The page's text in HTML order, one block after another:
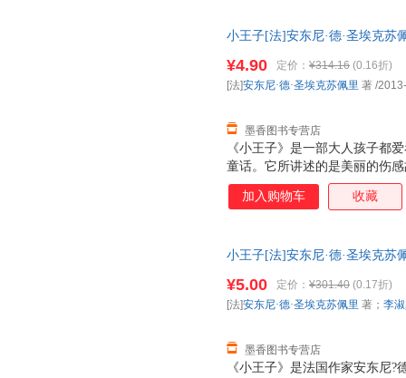
小王子[法]安东尼·德·圣埃克苏
《小王子》是一部大人孩子都
童话。它所讲述的是美丽的伤
降落在远离人烟的撒哈拉沙漠
执拗地请“我”给他画一只绵羊
负气出走的。他在各星球中漫
的良方，小王子结识了狐狸，
的真谛…… 《小王子》不仅赢
¥4.90 定价： ¥314.16 (0.16折)
墨香图书专营店
[法]安东尼·德·圣埃克苏佩里 著 /
加入购物车 收藏
小王子[法]安东尼·德·圣埃克苏
《小王子》是法国作家安东尼
¥5.00 定价： ¥301.40 (0.17折)
墨香图书专营店
[法]安东尼·德·圣埃克苏佩里 著； 李